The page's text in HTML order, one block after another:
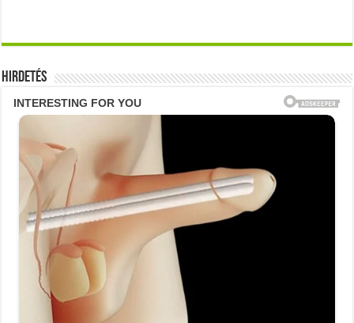
Hirdetés